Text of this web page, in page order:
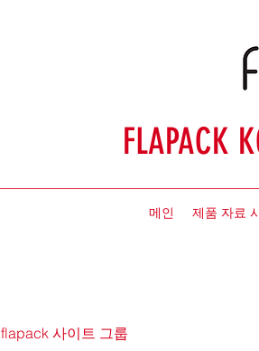
메인 제품 자료
flapack 사이트 그룹